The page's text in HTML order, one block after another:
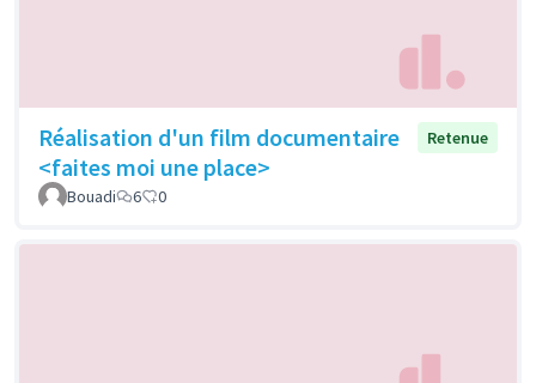
Réalisation d'un film documentaire
<faites moi une place>
Retenue
Bouadi 6 0